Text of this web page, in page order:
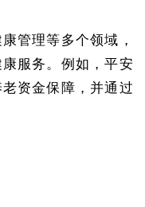
管理等多个领域，
服务。例如，平安
资金保障，并通过